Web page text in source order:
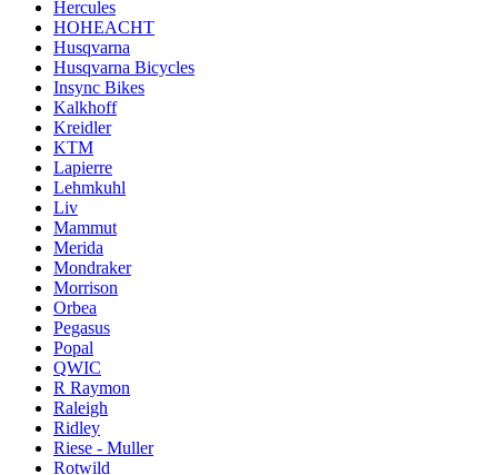
Hercules
HOHEACHT
Husqvarna
Husqvarna Bicycles
Insync Bikes
Kalkhoff
Kreidler
KTM
Lapierre
Lehmkuhl
Liv
Mammut
Merida
Mondraker
Morrison
Orbea
Pegasus
Popal
QWIC
R Raymon
Raleigh
Ridley
Riese - Muller
Rotwild